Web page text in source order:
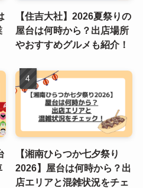
【住吉大社】2026夏祭りの
屋台は何時から？出店場所
やおすすめグルメも紹介！
【湘南ひらつか七夕祭り
2026】屋台は何時から？出
店エリアと混雑状況をチェ